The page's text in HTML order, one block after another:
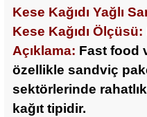
Kese Kağıdı Yağlı
Kese Kağıdı Ölçüsü:
Açıklama: Fast food
özellikle sandviç
sektörlerinde
kağıt tipidir.